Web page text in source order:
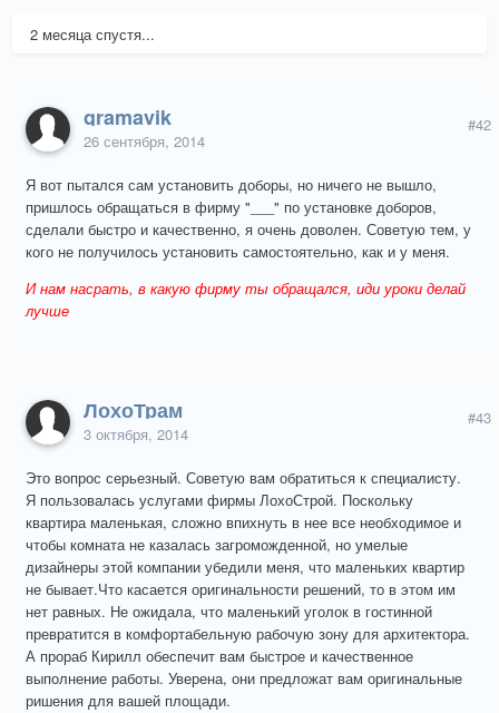
2 месяца спустя...
gramavik
26 сентября, 2014
#42
Я вот пытался сам установить доборы, но ничего не вышло,
пришлось обращаться в фирму "___" по установке доборов,
сделали быстро и качественно, я очень доволен. Советую тем, у
кого не получилось установить самостоятельно, как и у меня.
И нам насрать, в какую фирму ты обращался, иди уроки делай
лучше
ЛохоТрам
3 октября, 2014
#43
Это вопрос серьезный. Советую вам обратиться к специалисту.
Я пользовалась услугами фирмы ЛохоСтрой. Поскольку
квартира маленькая, сложно впихнуть в нее все необходимое и
чтобы комната не казалась загроможденной, но умелые
дизайнеры этой компании убедили меня, что маленьких квартир
не бывает.Что касается оригинальности решений, то в этом им
нет равных. Не ожидала, что маленький уголок в гостинной
превратится в комфортабельную рабочую зону для архитектора.
А прораб Кирилл обеспечит вам быстрое и качественное
выполнение работы. Уверена, они предложат вам оригинальные
ришения для вашей площади.